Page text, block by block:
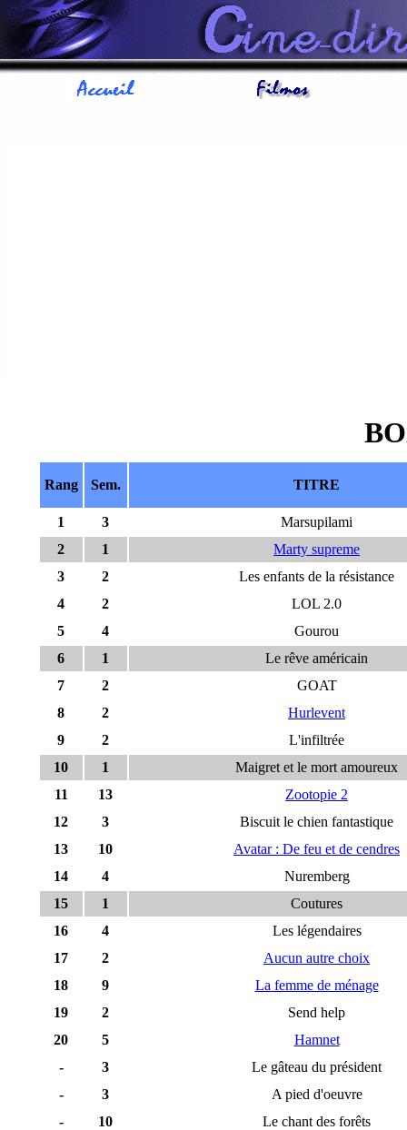
Rang Sem. TITRE
1 3
Marsupilami
2
1
Marty supreme
3
2
Les enfants de la résistance
4
2
LOL 2.0
5
4
Gourou
6
1
Le rêve américain
7
2
GOAT
8
2
Hurlevent
9
2
L'infiltrée
10
1
Maigret et le mort amoureux
11
13
Zootopie 2
12
3
Biscuit le chien fantastique
13
10
Avatar : De feu et de cendres
14
4
Nuremberg
15
1
Coutures
16
4
Les légendaires
17
2
Aucun autre choix
18
9
La femme de ménage
19
2
Send help
20
5
Hamnet
-
3
Le gâteau du président
-
3
A pied d'oeuvre
-
10
Le chant des forêts